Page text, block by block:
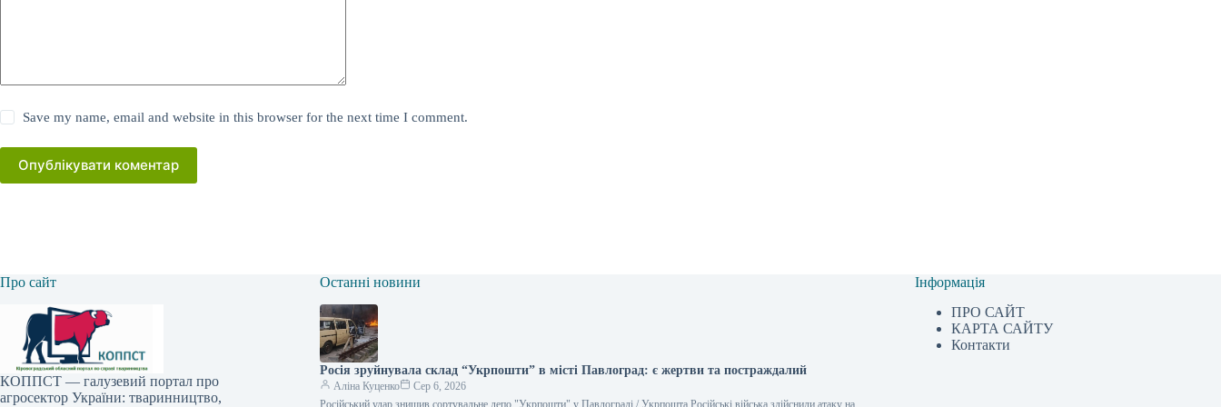
Save my name, email and website in this browser for the next time I comment.
Опублікувати коментар
Про сайт
КОППСТ — галузевий портал про
агросектор України: тваринництво,
Останні новини
Росія зруйнувала склад “Укрпошти” в місті Павлоград: є жертви та постраждалий
Аліна Куценко
Сер 6, 2026
Російський удар знищив сортувальне депо "Укрпошти" у Павлограді / Укрпошта Російські війська здійснили атаку на
Інформація
ПРО САЙТ
КАРТА САЙТУ
Контакти